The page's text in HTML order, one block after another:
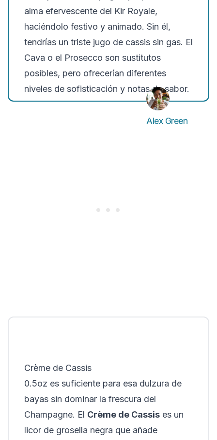
alma efervescente del Kir Royale,
haciéndolo festivo y animado. Sin él,
tendrías un triste jugo de cassis sin gas. El
Cava o el Prosecco son sustitutos
posibles, pero ofrecerían diferentes
niveles de sofisticación y notas de sabor.
Alex Green
Crème de Cassis
0.5oz es suficiente para esa dulzura de
bayas sin dominar la frescura del
Champagne. El Crème de Cassis es un
licor de grosella negra que añade